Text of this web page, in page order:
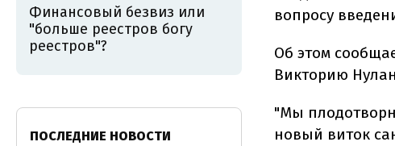
вопросу
Об этом
Викторию
"Мы
новый виток
Финансовый безвиз или
"больше реестров богу
реестров"?
ПОСЛЕДНИЕ НОВОСТИ